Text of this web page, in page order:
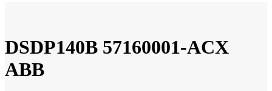
DSDP140B 57160001-ACX
ABB